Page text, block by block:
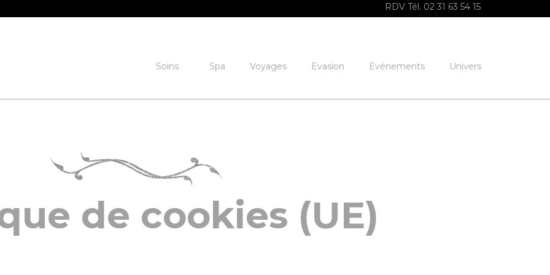
RDV Tél. 02 31 63 54 15
Soins Spa Voyages Evasion Evénements Univers
de cookies (UE)